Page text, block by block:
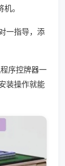
。
一指导，添
序控牌器一
装操作就能